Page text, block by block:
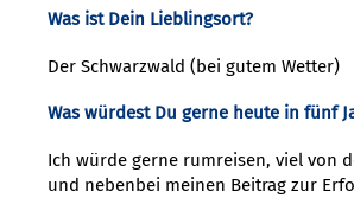
Was ist Dein Lieblingsort?
Der Schwarzwald (bei gutem Wetter)
Was würdest Du gerne heute in fünf
Ich würde gerne rumreisen, viel von
und nebenbei meinen Beitrag zur